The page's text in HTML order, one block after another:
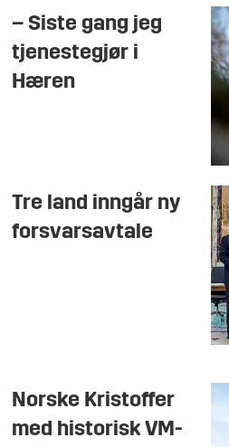
– Siste gang jeg
tjenestegjør i
Hæren
Tre land inngår ny
forsvarsavtale
Norske Kristoffer
med historisk VM-